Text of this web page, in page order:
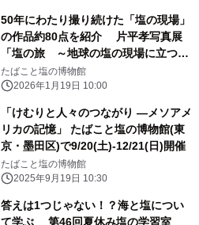
50年にわたり撮り続けた「塩の現場」
の作品約80点を紹介 片平孝写真展
「塩の旅 ～地球の塩の現場に立つ
～」 たばこと塩の博物館(東京・墨田
区)で1月31日(土)から開催
たばこと塩の博物館
2026年1月19日 10:00
「けむりと人々のつながり ―メソアメ
リカの記憶」 たばこと塩の博物館(東
京・墨田区)で9/20(土)-12/21(日)開催
たばこと塩の博物館
2025年9月19日 10:30
答えは1つじゃない！？海と塩につい
て学ぶ 第46回夏休み塩の学習室